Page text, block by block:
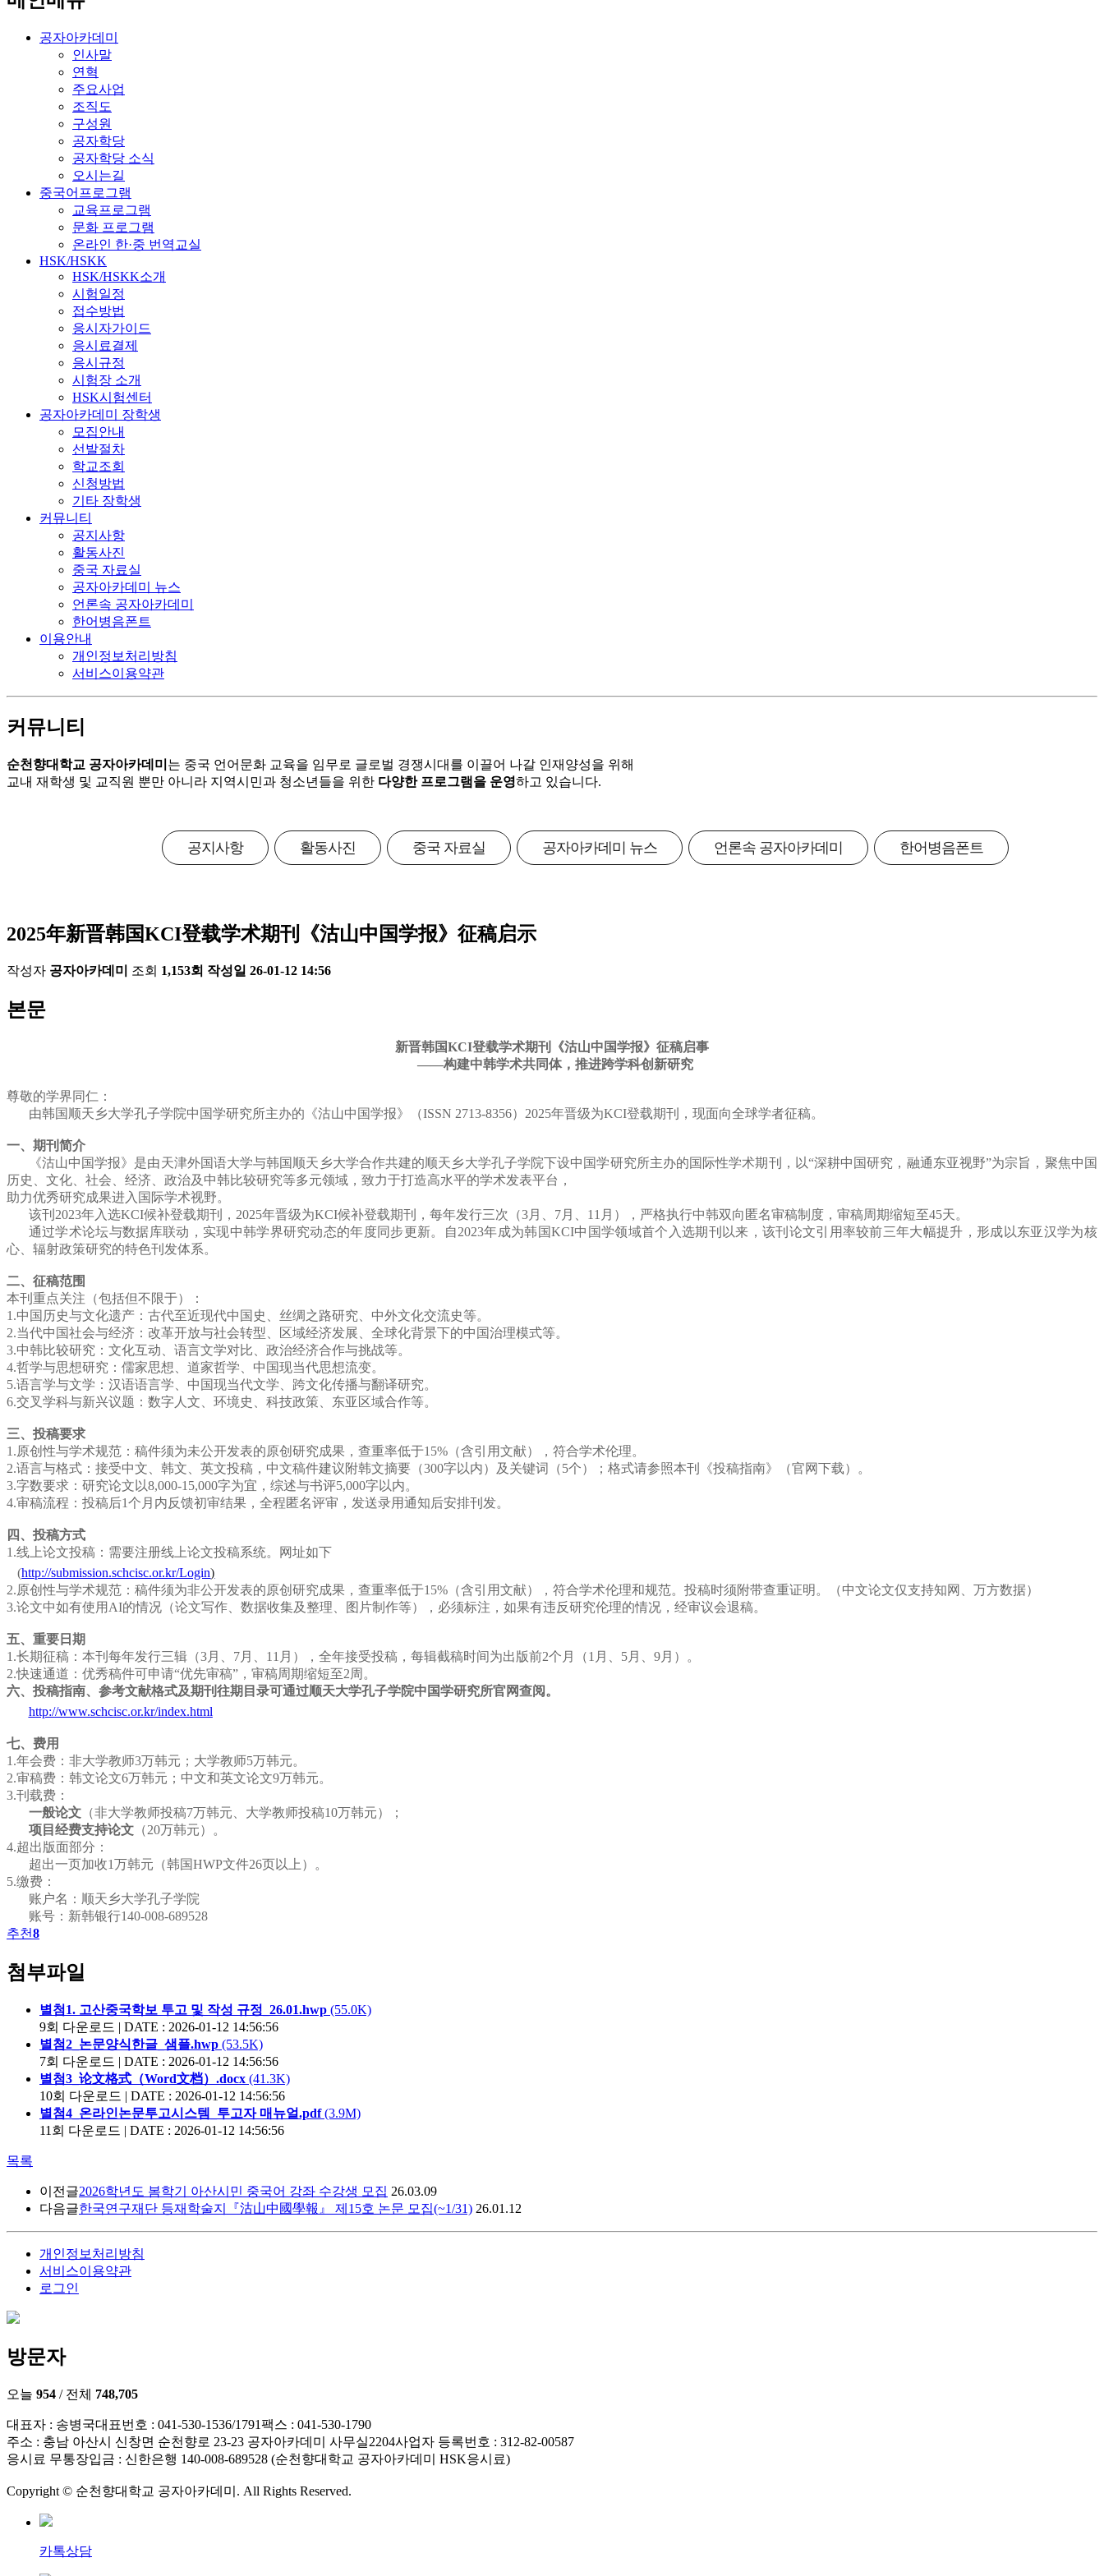
공자아카데미
인사말
연혁
주요사업
조직도
구성원
공자학당
공자학당 소식
오시는길
중국어프로그램
교육프로그램
문화 프로그램
온라인 한·중 번역교실
HSK/HSKK
HSK/HSKK소개
시험일정
접수방법
응시자가이드
응시료결제
응시규정
시험장 소개
HSK시험센터
공자아카데미 장학생
모집안내
선발절차
학교조회
신청방법
기타 장학생
커뮤니티
공지사항
활동사진
중국 자료실
공자아카데미 뉴스
언론속 공자아카데미
한어병음폰트
이용안내
개인정보처리방침
서비스이용약관
커뮤니티
순천향대학교 공자아카데미 는 중국 언어문화 교육을 임무로 글로벌 경쟁시대를 이끌어 나갈 인재양성을 위해
교내 재학생 및 교직원 뿐만 아니라 지역시민과 청소년들을 위한 다양한 프로그램을 운영하고 있습니다.
공지사항 활동사진 중국 자료실 공자아카데미 뉴스 언론속 공자아카데미 한어병음폰트
2025年新晋韩国KCI登载学术期刊《沽山中国学报》征稿启示
작성자 공자아카데미 조회 1,153회 작성일 26-01-12 14:56
본문
新晋韩国KCI登载学术期刊《沽山中国学报》 征稿启事
——构建中韩学术共同体，推进跨学科创新研究
尊敬的学界同仁：
由韩国顺天乡大学孔子学院中国学研究所主办的《沽山中国学报》 （ISSN 2713-8356）2025年晋级为KCI登载期刊 ，现面向全球学者征稿。
一、期刊简介
《沽山中国学报》是由天津外国语大学与韩国顺天乡大学合作共建的顺天乡大学孔子学院下设中国学研究所主办的国际性学术期刊，以“深耕中国研究，融通东亚视野”为宗旨，聚焦中国
历史、文化、社会、经济、政治及中韩比较研究等多元领域，致力于打造高水平的学术发表平台，
助力优秀研究成果进入国际学术视野。
该刊 2023年入选KCI候补登载期刊，2025年晋级为KCI候补登载期刊 ，每年发行三次（3月、 7月、 11 月），严格执行中韩双向匿名审稿制度，审稿周期缩短至45天。
通过学术论坛与数据库联动，实现中韩学界研究动态的年度同步更新。自2023年成为韩国KCI中国学领域首个入选期刊以来，该刊论文引用率较前三年大幅提升，形成以东亚汉学为核
心、辐射政策研究的特色刊发体系。
二、征稿范围
本刊重点关注（包括但不限于）：
1.中国历史与文化遗产：古代至近现代中国史、丝绸之路研究、中外文化交流史等。
2.当代中国社会与经济：改革开放与社会转型、区域经济发展、全球化背景下的中国治理模式等。
3.中韩比较研究：文化互动、语言文学对比、政治经济合作与挑战等。
4.哲学与思想研究：儒家思想、道家哲学、中国现当代思想流变。
5.语言学与文学：汉语语言学、中国现当代文学、跨文化传播与翻译研究。
6.交叉学科与新兴议题：数字人文、环境史、科技政策、东亚区域合作等。
三、投稿要求
1.原创性与学术规范：稿件须为未公开发表的原创研究成果，查重率低于15% （含引用文献），符合学术伦理。
2.语言与格式：接受中文、韩文、英文投稿，中文稿件建议附韩文摘要（300字以内）及关键词（5个）；格式请参照本刊《投稿指南》（官网下载）。
3.字数要求：研究论文以8,000-15,000字为宜，综述与书评5,000字以内。
4.审稿流程：投稿后1个月内反馈初审结果，全程匿名评审， 发送录用通知后安排刊发。
四、投稿方式
1.线上论文投稿：需要注册线上论文投稿系统。
网址如下
(http://submission.schcisc.or.kr/Login)
2.原创性与学术规范：稿件须为非公开发表的原创研究成果，查重率低于15% （含引用文献），符合学术伦理和规范。投稿时须附带查重证明。（中文论文仅支持知网
万方数据）
3.论文中如有使用 AI的情况（论文写作、数据收集及整理、图片制作等），必须标注，如果有违反研究伦理的情况， 经审议会退稿。
五、重要日期
1.长期征稿：本刊每年发行三辑（3月、 7月、 11 月），全年接受投稿，每辑截稿时间为出版前2个月（1 月、 5月、 9月）。
2.快速通道：优秀稿件可申请“优先审稿” ，审稿周期缩短至2周。
六、投稿指南、参考文献格式及期刊往期目录可通过顺天大学孔子学院中国学研究所官网查阅。
http://www.schcisc.or.kr/index.html
七、费用
1.年会费：非大学教师3万韩元 ；大学教师5万韩元。
2.审稿费：韩文论文6万韩元 ； 中文和英文论文9万韩元。
3.刊载费：
一般论文（非大学教师投稿7万韩元 、大学教师投稿10万韩元）
；
项目 经费支持论文（20万韩元）
。
4.超出版面部分 ：
超出一页加收1万韩元 （韩国HWP文件26页以上）。
5.缴费：
账户名 ：顺天乡大学孔子学院
账号：新韩银行140-008-689528
추천8
첨부파일
별첨1. 고산중국학보 투고 및 작성 규정_26.01.hwp (55.0K)
9회 다운로드 | DATE : 2026-01-12 14:56:56
별첨2_논문양식한글_샘플.hwp (53.5K)
7회 다운로드 | DATE : 2026-01-12 14:56:56
별첨3_论文格式（Word文档）.docx (41.3K)
10회 다운로드 | DATE : 2026-01-12 14:56:56
별첨4_온라인논문투고시스템_투고자 매뉴얼.pdf(3.9M)
11회 다운로드 | DATE : 2026-01-12 14:56:56
목록
이전글2026학년도 봄학기 아산시민 중국어 강좌 수강생 모집 26.03.09
다음글한국연구재단 등재학술지『沽山中國學報』 제15호 논문 모집(~1/31) 26.01.12
개인정보처리방침
서비스이용약관
로그인
방문자
오늘 954 / 전체 748,705
대표자 : 송병국대표번호 : 041-530-1536/1791팩스 : 041-530-1790
주소 : 충남 아산시 신창면 순천향로 23-23 공자아카데미 사무실2204사업자 등록번호 : 312-82-00587
응시료 무통장입금 : 신한은행 140-008-689528 (순천향대학교 공자아카데미 HSK응시료)
Copyright © 순천향대학교 공자아카데미. All Rights Reserved.
카톡상담